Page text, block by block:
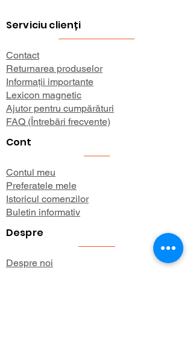
Serviciu clienți
Contact
Returnarea produselor
Informații importante
Lexicon magnetic
Ajutor pentru cumpărături
FAQ (Întrebări frecvente)
Cont
Contul meu
Preferatele mele
Istoricul comenzilor
Buletin informativ
Despre
Despre noi